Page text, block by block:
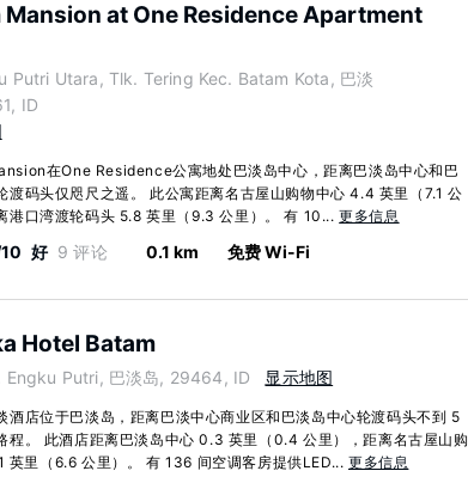
Mansion at One Residence Apartment
Putri Utara, Tlk. Tering Kec. Batam Kota, 巴淡
ID
在One Residence公寓地处巴淡岛中心，距离巴淡岛中心和巴
渡码头仅咫尺之遥。 此公寓距离名古屋山购物中心 4.4 英里（7.1 公
港口湾渡轮码头 5.8 英里（9.3 公里）。 有 10...更多信息
好 9 评论 0.1 km 免费 Wi-Fi
Hotel Batam
Engku Putri, 巴淡岛, 29464, ID 显示地图
酒店位于巴淡岛，距离巴淡中心商业区和巴淡岛中心轮渡码头不到 5
程。 此酒店距离巴淡岛中心 0.3 英里（0.4 公里），距离名古屋山购
英里（6.6 公里）。 有 136 间空调客房提供LED... 更多信息